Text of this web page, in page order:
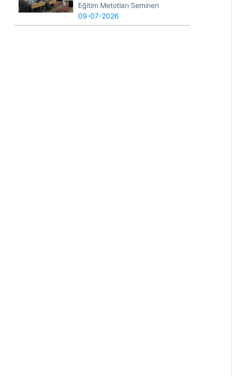
Eğitim Metotları Semineri
09-07-2026